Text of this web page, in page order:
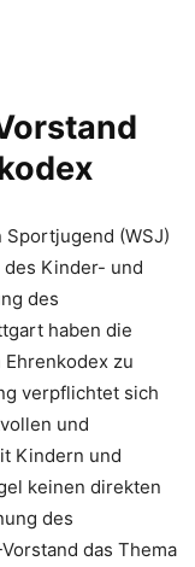
(WSJ)
Kinder- und
des
haben die
zu
verpflichtet sich
und
Kindern und
keinen direkten
des
das Thema